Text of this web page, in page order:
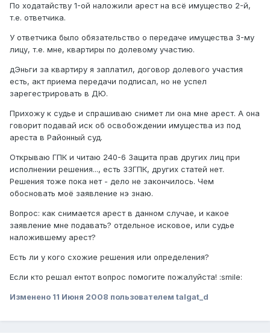
По ходатайству 1-ой наложили арест на всё имущество 2-й,
т.е. ответчика.
У ответчика было обязательство о передаче имущества 3-му
лицу, т.е. мне, квартиры по долевому участию.
дЭньги за квартиру я заплатил, договор долевого участия
есть, акт приема передачи подписал, но не успел
зарегестрировать в ДЮ.
Прихожу к судье и спрашиваю снимет ли она мне арест. А она
говорит подавай иск об освобождении имущества из под
ареста в Районный суд.
Открываю ГПК и читаю 240-6 Защита прав других лиц при
исполнении решения..., есть 33ГПК, других статей нет.
Решения тоже пока нет - дело не закончилось. Чем
обосновать моё заявление нэ знаю.
Вопрос: как снимается арест в данном случае, и какое
заявление мне подавать? отдельное исковое, или судье
наложившему арест?
Есть ли у кого схожие решения или определения?
Если кто решал ентот вопрос помогите пожалуйста! :smile:
Изменено 11 Июня 2008 пользователем talgat_d